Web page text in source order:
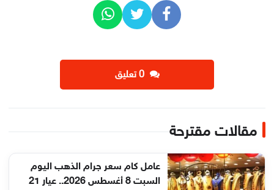
‫0 تعليق
مقالات مقترحة
عامل كام سعر جرام الذهب اليوم
السبت 8 أغسطس 2026.. عيار 21